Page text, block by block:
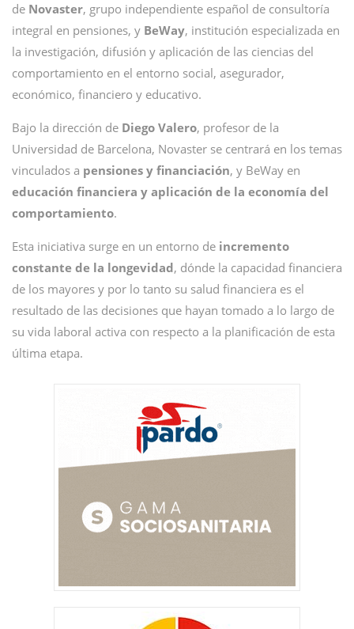
de Novaster, grupo independiente español de consultoría
integral en pensiones, y BeWay, institución especializada en
la investigación, difusión y aplicación de las ciencias del
comportamiento en el entorno social, asegurador,
económico, financiero y educativo.
Bajo la dirección de Diego Valero, profesor de la
Universidad de Barcelona, Novaster se centrará en los temas
vinculados a pensiones y financiación, y BeWay en
educación financiera y aplicación de la economía del
comportamiento.
Esta iniciativa surge en un entorno de incremento
constante de la longevidad, dónde la capacidad financiera
de los mayores y por lo tanto su salud financiera es el
resultado de las decisiones que hayan tomado a lo largo de
su vida laboral activa con respecto a la planificación de esta
última etapa.